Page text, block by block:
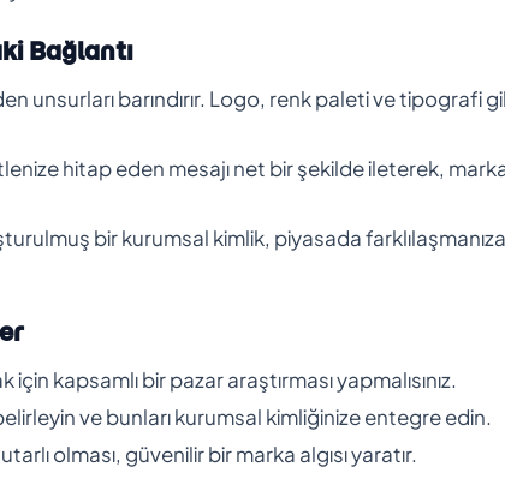
Bağlantı
unsurları barındırır. Logo, renk paleti ve tipografi
hitap eden mesajı net bir şekilde ileterek,
bir kurumsal kimlik, piyasada farklılaşmanıza
kapsamlı bir pazar araştırması yapmalısınız.
ve bunları kurumsal kimliğinize entegre edin.
olması, güvenilir bir marka algısı yaratır.